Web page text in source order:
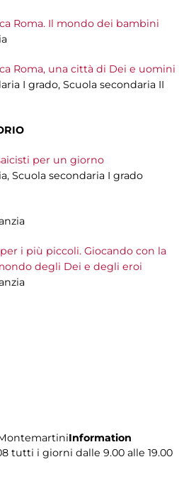
Roma. Il mondo dei bambini
Roma, una città di Dei e uomini
I grado, Scuola secondaria II
per un giorno
Scuola secondaria I grado
i più piccoli. Giocando con la
degli Dei e degli eroi
Information
tutti i giorni dalle 9.00 alle 19.00